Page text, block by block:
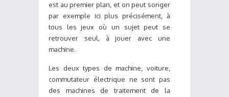
est au premier plan, et on peut songer
par exemple ici plus précisément, à
tous les jeux où un sujet peut se
retrouver seul, à jouer avec une
machine.
Les deux types de machine, voiture,
commutateur électrique ne sont pas
des machines de traitement de la